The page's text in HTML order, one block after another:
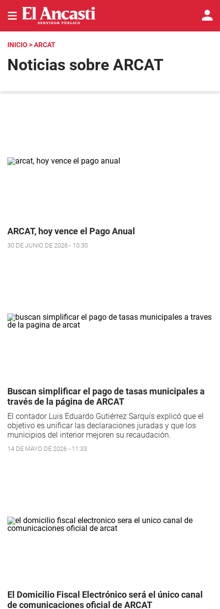
INICIO > ARCAT
Noticias sobre ARCAT
ARCAT, hoy vence el Pago Anual
30 DE JUNIO DE 2026 - 10:30
Buscan simplificar el pago de tasas municipales a
través de la página de ARCAT
El contador Luis Eduardo Gutiérrez Sarquís explicó que el
objetivo es unificar las declaraciones juradas y que los
municipios del interior mejoren su recaudación.
14 DE MAYO DE 2026 - 11:33
El Domicilio Fiscal Electrónico será el único canal
de comunicaciones oficial de ARCAT